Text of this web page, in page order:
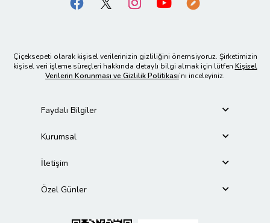
Çiçeksepeti olarak kişisel verilerinizin gizliliğini önemsiyoruz. Şirketimizin
kişisel veri işleme süreçleri hakkında detaylı bilgi almak için lütfen Kişisel
Verilerin Korunması ve Gizlilik Politikası’nı inceleyiniz.
Faydalı Bilgiler
Kurumsal
İletişim
Özel Günler